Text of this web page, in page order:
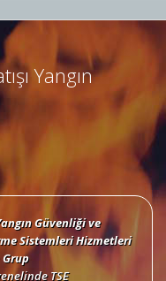
Yangın
ve konvansiyonel
alarm sistemleri
duman, ısı,
dedektörler, kontrol
ve yangın butonları
montajı.
Devamını Oku
Güvenliği ve
Sistemleri Hizmetleri
TSE